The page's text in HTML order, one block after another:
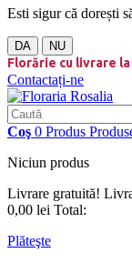
Esti sigur că dorești
DA NU
Florărie cu livrare
Contactați-ne
Coş 0 Produs
Niciun produs
Livrare gratuită!
0,00 lei Total:
Plăteşte